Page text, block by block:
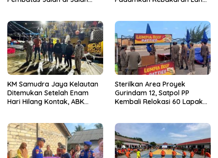
KM Samudra Jaya Kelautan
Ditemukan Setelah Enam
Hari Hilang Kontak, ABK
Sterilkan Area Proyek
Gurindam 12, Satpol PP
Kembali Relokasi 60 Lapak